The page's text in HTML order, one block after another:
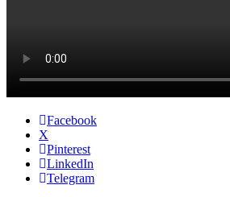
Facebook
X
Pinterest
LinkedIn
Telegram